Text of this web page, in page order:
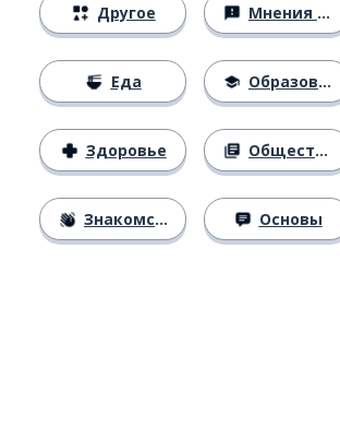
Другое
Еда
Здоровье
Знакомство
Мнения и убеждения
Образование
Общество
Основы